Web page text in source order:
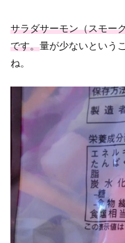
サラダサーモン（スモー
です。量が少ないという
ね。